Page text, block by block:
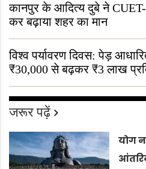
कानपुर के आदित्य दुबे ने
कर बढ़ाया शहर का मान
विश्व पर्यावरण दिवस: पेड़
₹30,000 से बढ़कर ₹3 लाख
जरूर पढ़ें
योग न